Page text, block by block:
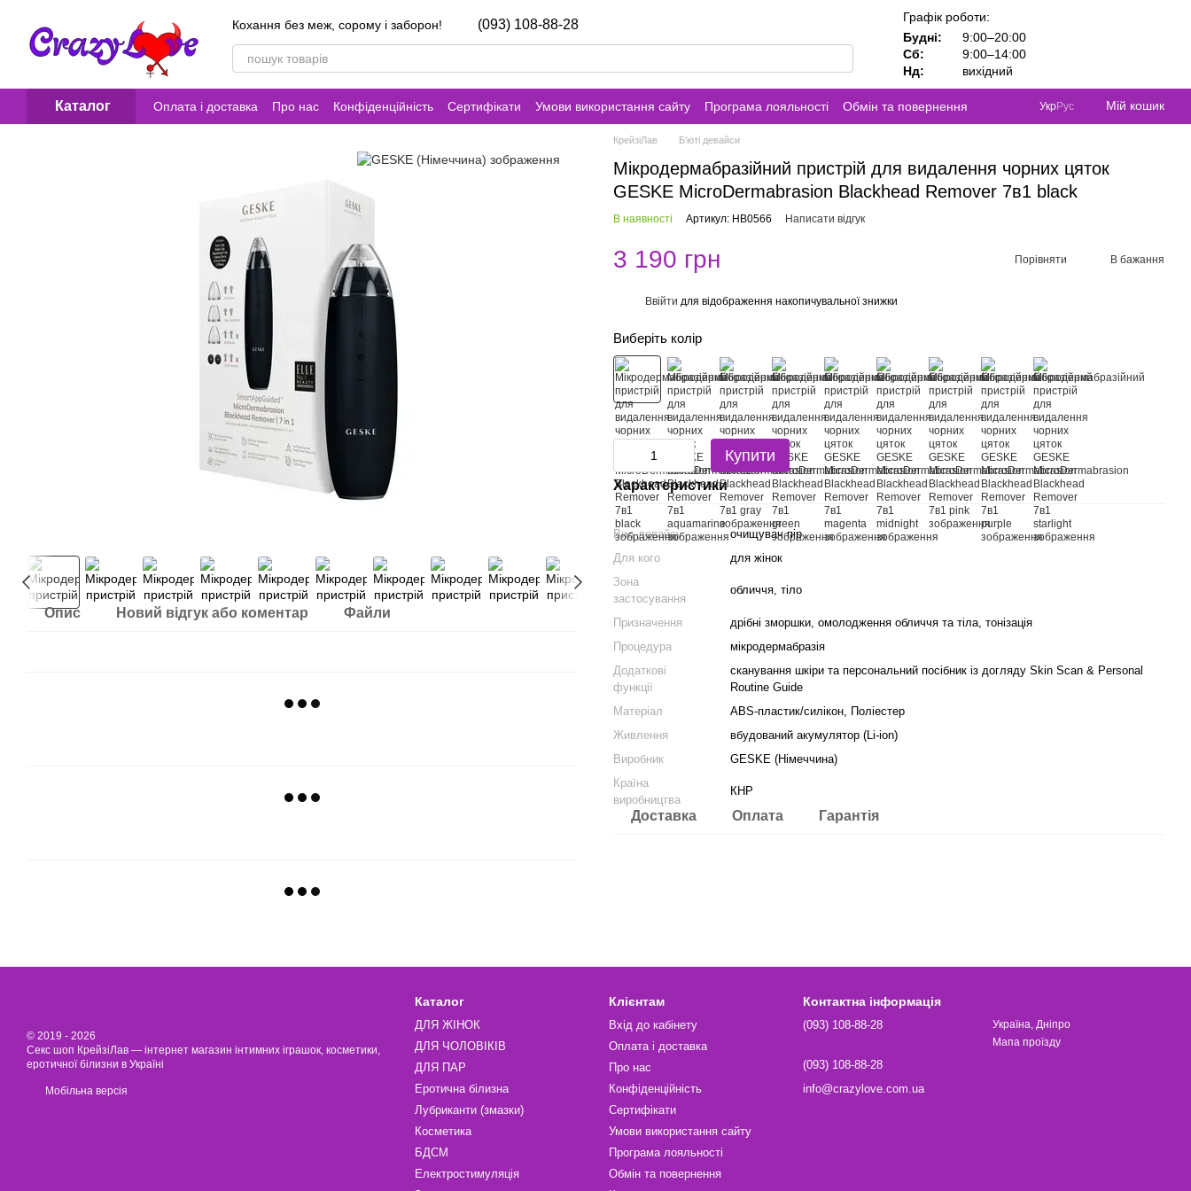
Кохання без меж, сорому і заборон!
(093) 108-88-28
Графік роботи:
Будні:
9:00–20:00
Сб:
9:00–14:00
Нд:
вихідний
Каталог Оплата і доставка Про нас Конфіденційність Сертифікати Умови використання сайту Програма лояльності
Обмін та повернення
Контакти
УкрРус Мій кошик
Опис Новий відгук або коментар Файли
КрейзіЛав Б'юті девайси
Мікродермабразійний пристрій для видалення чорних цяток
GESKE MicroDermabrasion Blackhead Remover 7в1 black
В наявності Артикул: HB0566 Написати відгук
3 190 грн Порівняти В бажання
Ввійти для відображення накопичувальної знижки
Виберіть колір
Купити
Характеристики
Вид девайсу
очищувач пір
Для кого
для жінок
Зона
застосування
обличчя, тіло
Призначення
дрібні зморшки, омолодження обличчя та тіла, тонізація
Процедура
мікродермабразія
Додаткові
функції
сканування шкіри та персональний посібник із догляду Skin Scan & Personal
Routine Guide
Матеріал
ABS-пластик/силікон, Поліестер
Живлення
вбудований акумулятор (Li-ion)
Виробник
GESKE (Німеччина)
Країна
виробництва
КНР
Доставка Оплата Гарантія
© 2019 - 2026
Секс шоп КрейзіЛав — інтернет магазин інтимних іграшок, косметики,
еротичної білизни в Україні
Мобільна версія
Каталог
ДЛЯ ЖІНОК
ДЛЯ ЧОЛОВІКІВ
ДЛЯ ПАР
Еротична білизна
Лубриканти (змазки)
Косметика
БДСМ
Електростимуляція
Клієнтам
Вхід до кабінету
Оплата і доставка
Про нас
Конфіденційність
Сертифікати
Умови використання сайту
Програма лояльності
Обмін та повернення
Контактна інформація
(093) 108-88-28
(093) 108-88-28
info@crazylove.com.ua
Україна, Дніпро
Мапа проїзду